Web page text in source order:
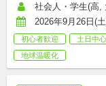
社会人・学生(高,
2026年9月26日(
初心者歓迎 土日中心
地球温暖化